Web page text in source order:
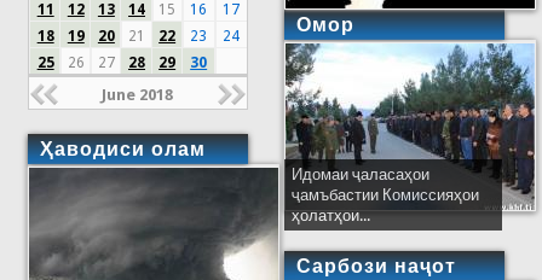
11
12 13 14 15 16
17
18
19 20 21 22 23
24
25
26 27 28 29 30
June 2018
Ҳаводиси олам
Омор
Идомаи ҷаласаҳои
ҷамъбастии Комиссияҳои
ҳолатҳои...
Сарбози наҷот